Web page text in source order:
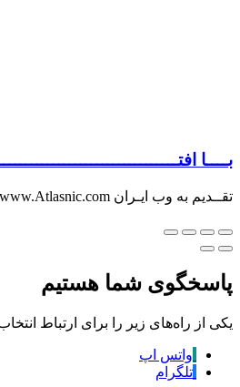
بــــا
تقــدیم به وب ایـران www.Atlasnic.com
پاسخگوی شما هستیم
یکی از راه‌های زیر را برای ارتباط
واتس اپ
تلگرام